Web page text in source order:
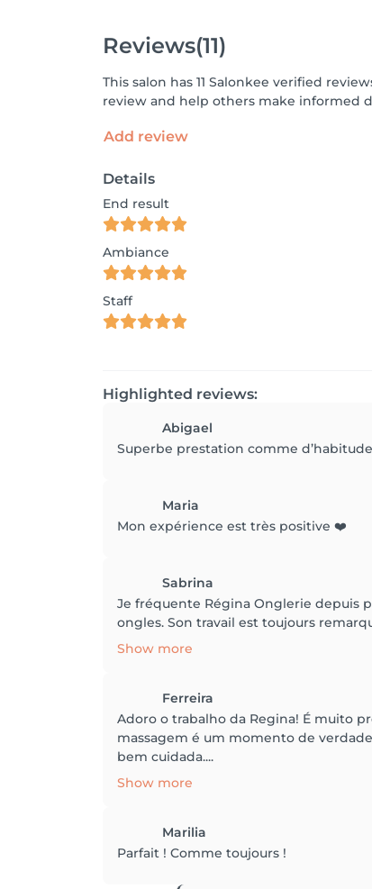
Reviews(11)
This salon has 11 Salonkee verified
review and help others make informed
Add review
Details
End result
Ambiance
Staff
Highlighted reviews:
Abigael
Superbe prestation comme
Maria
Mon expérience est très positive ❤️
Sabrina
Je fréquente Régina Onglerie depuis
ongles. Son travail est toujours
Show more
Ferreira
Adoro o trabalho da Regina! É muito
massagem é um momento de
bem cuidada....
Show more
Marilia
Parfait ! Comme toujours !